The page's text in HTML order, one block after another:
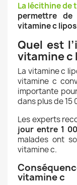
La lécithine de
permettre
vitamine c
Quel est
vitamine c
La vitamine c
vitamine c
importante
dans plus de
Les experts
jour entre 1
malades ont
vitamine c.
vitamine c